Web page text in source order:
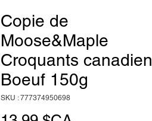
Copie de
Moose&Maple
Croquants canadien
Boeuf 150g
SKU : 777374950698